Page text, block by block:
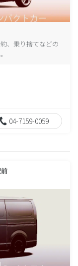
、乗り捨てなどの
04-7159-0059